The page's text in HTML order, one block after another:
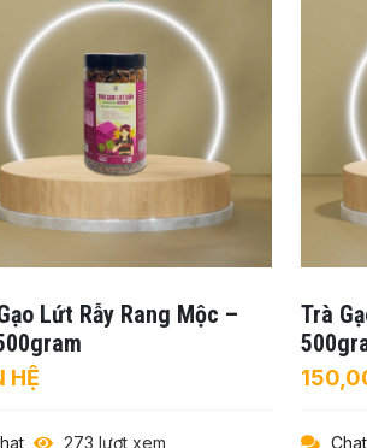
Lứt Rẫy Rang Mộc –
HỆ
273 lượt xem
Trà
Chat